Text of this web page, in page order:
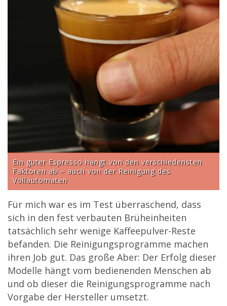
Ein guter Espresso hängt von den verschiedensten
Faktoren ab – auch von der Reinigung des
Vollautomaten
Für mich war es im Test überraschend, dass
sich in den fest verbauten Brüheinheiten
tatsächlich sehr wenige Kaffeepulver-Reste
befanden. Die Reinigungsprogramme machen
ihren Job gut. Das große Aber: Der Erfolg dieser
Modelle hängt vom bedienenden Menschen ab
und ob dieser die Reinigungsprogramme nach
Vorgabe der Hersteller umsetzt.